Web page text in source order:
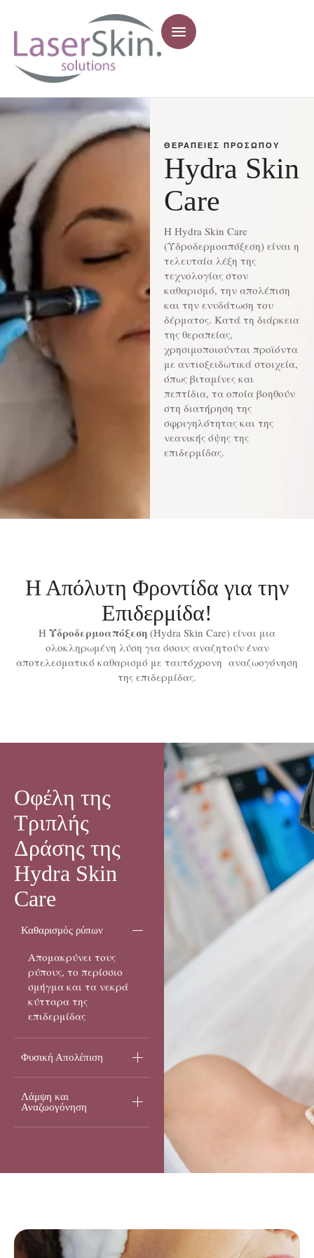
ΘΕΡΑΠΕΊΕΣ ΠΡΟΣΏΠΟΥ
Hydra Skin
Care
Η Hydra Skin Care
(Υδροδερμοαπόξεση) είναι η
τελευταία λέξη της
τεχνολογίας στον
καθαρισμό, την απολέπιση
και την ενυδάτωση του
δέρματος. Κατά τη διάρκεια
της θεραπείας,
χρησιμοποιούνται προϊόντα
με αντιοξειδωτικά στοιχεία,
όπως βιταμίνες και
πεπτίδια, τα οποία βοηθούν
στη διατήρηση της
σφριγηλότητας και της
νεανικής όψης της
επιδερμίδας.
Η Απόλυτη Φροντίδα για την
Επιδερμίδα!
Η Υδροδερμοαπόξεση (Hydra Skin Care) είναι μια
ολοκληρωμένη λύση για όσους αναζητούν έναν
αποτελεσματικό καθαρισμό με ταυτόχρονη αναζωογόνηση
της επιδερμίδας.
Οφέλη της
Τριπλής
Δράσης της
Hydra Skin
Care
Καθαρισμός ρύπων
Απομακρύνει τους
ρύπους, το περίσσιο
σμήγμα και τα νεκρά
κύτταρα της
επιδερμίδας
Φυσική Απολέπιση
Λάμψη και
Αναζωογόνηση